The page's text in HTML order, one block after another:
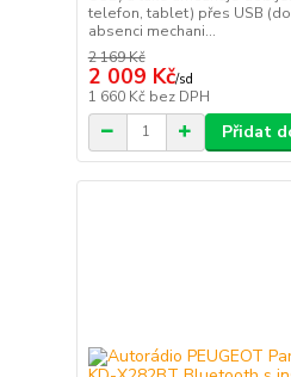
telefon, tablet) přes USB
absenci mechani...
2 169 Kč
2 009 Kč/sd
1 660 Kč bez DPH
Přidat